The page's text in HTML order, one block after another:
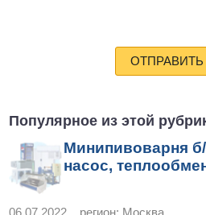
Популярное из этой
Минипивоварня б/
насос,